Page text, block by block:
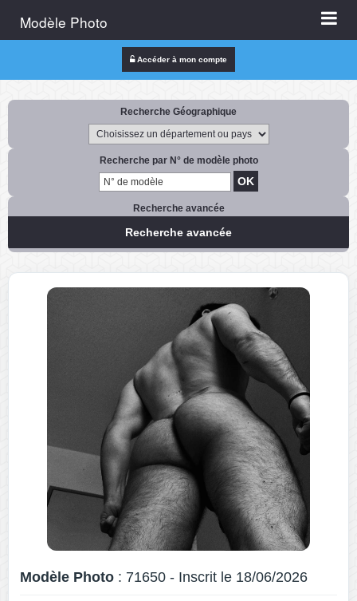
Modèle Photo
Accéder à mon compte
Recherche Géographique
Recherche par N° de modèle photo
Recherche avancée
Recherche avancée
Modèle Photo : 71650 - Inscrit le 18/06/2026